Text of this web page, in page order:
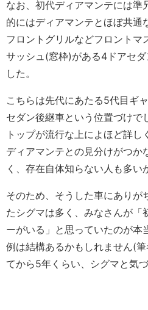
なお、初代ディアマンテには準
的にはディアマンテとほぼ共通
フロントグリルなどフロントマ
サッシュ(窓枠)がある4ドアセ
した。
こちらは先代にあたる5代目ギ
セダン後継車という位置づけで
トップが流行な上によほど詳
ディアマンテとの見分けがつか
く、存在自体知らない人も多い
そのため、そうした車にありが
たシグマは多く、みなさんが「
ーがいる」と思っていたのが本
例は結構あるかもしれません(
てから5年くらい、シグマと気